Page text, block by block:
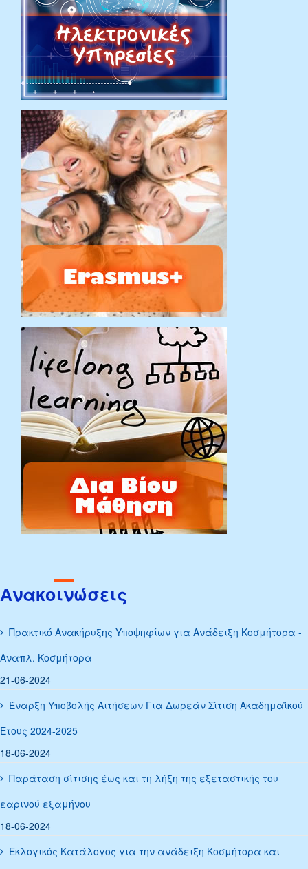
Ανακοινώσεις
Πρακτικό Ανακήρυξης Υποψηφίων για Ανάδειξη Κοσμήτορα -
Αναπλ. Κοσμήτορα
21-06-2024
Έναρξη Υποβολής Αιτήσεων Για Δωρεάν Σίτιση Ακαδημαϊκού
Έτους 2024-2025
18-06-2024
Παράταση σίτισης έως και τη λήξη της εξεταστικής του
εαρινού εξαμήνου
18-06-2024
Εκλογικός Κατάλογος για την ανάδειξη Κοσμήτορα και